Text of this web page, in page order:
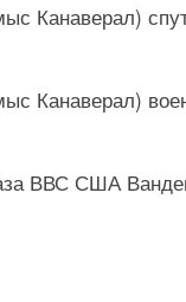
Канаверал)
Канаверал)
ВВС США